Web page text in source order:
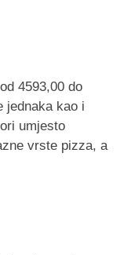
4593,00 do
jednaka kao i
umjesto
vrste pizza, a